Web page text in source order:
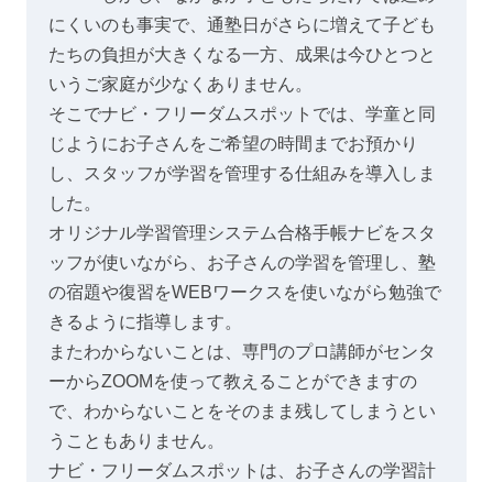
にくいのも事実で、通塾日がさらに増えて子ども
たちの負担が大きくなる一方、成果は今ひとつと
いうご家庭が少なくありません。
そこでナビ・フリーダムスポットでは、学童と同
じようにお子さんをご希望の時間までお預かり
し、スタッフが学習を管理する仕組みを導入しま
した。
オリジナル学習管理システム合格手帳ナビをスタ
ッフが使いながら、お子さんの学習を管理し、塾
の宿題や復習をWEBワークスを使いながら勉強で
きるように指導します。
またわからないことは、専門のプロ講師がセンタ
ーからZOOMを使って教えることができますの
で、わからないことをそのまま残してしまうとい
うこともありません。
ナビ・フリーダムスポットは、お子さんの学習計